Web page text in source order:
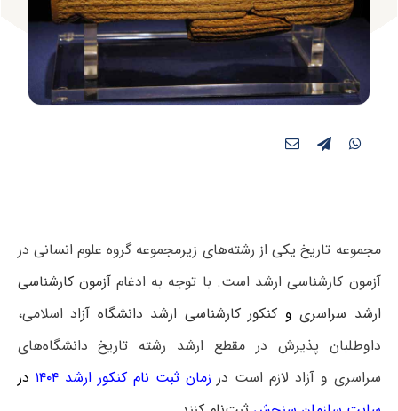
مجموعه تاریخ یکی از رشته‌های زیرمجموعه گروه علوم انسانی در
آزمون کارشناسی ارشد است. با توجه به ادغامآزمون کارشناسی
ارشد سراسری و کنکور کارشناسی ارشد دانشگاه آزاد اسلامی،
داوطلبان پذیرش در مقطع ارشد رشته تاریخ دانشگاه‌های
سراسری و آزاد لازم است در زمان ثبت نام کنکور ارشد ۱۴۰۴
در